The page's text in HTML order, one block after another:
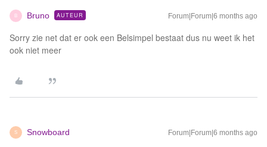
B Bruno AUTEUR Forum|Forum|6 months ago
Sorry zie net dat er ook een Belsimpel bestaat dus nu weet ik het
ook niet meer
S Snowboard Forum|Forum|6 months ago